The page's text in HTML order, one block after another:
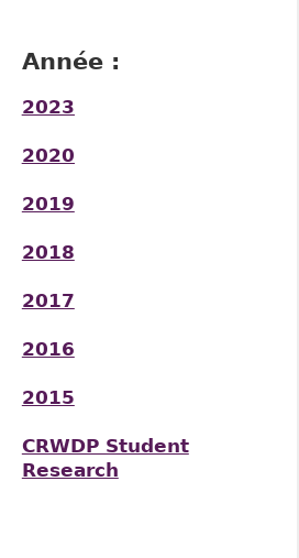
Année :
2023
2020
2019
2018
2017
2016
2015
CRWDP Student
Research